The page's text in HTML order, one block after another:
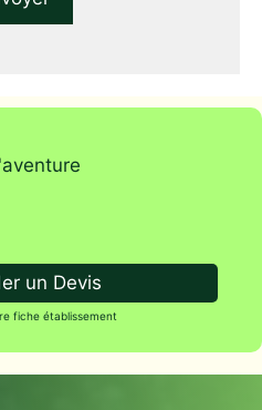
un Devis
fiche établissement